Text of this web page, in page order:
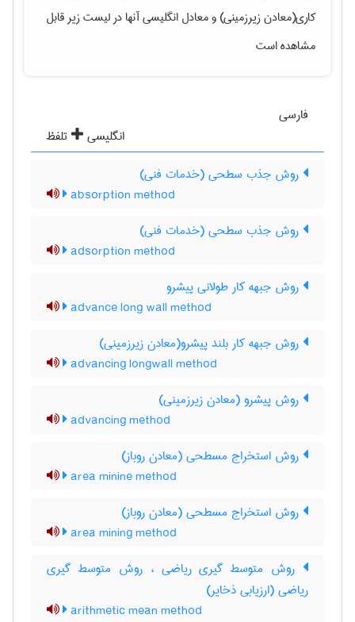
کاری(معادن زیرزمینی)و معادل انگلیسی آنها در لیست زیر قابل
مشاهده است
فارسی
انگلیسی
تلفظ
روش جذب سطحی (خدمات فنی)
absorption method
روش جذب سطحی (خدمات فنی)
adsorption method
روش جبهه کار طولانی پیشرو
advance long wall method
روش جبهه کار بلند پیشرو(معادن زیرزمینی)
advancing longwall method
روش پیشرو (معادن زیرزمینی)
advancing method
روش استخراج مسطحی (معادن روباز)
area minine method
روش استخراج مسطحی (معادن روباز)
area mining method
روش متوسط گیری ریاضی ، روش متوسط گیری
ریاضی (ارزیابی ذخایر)
arithmetic mean method